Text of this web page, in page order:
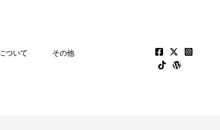
ついて
その他